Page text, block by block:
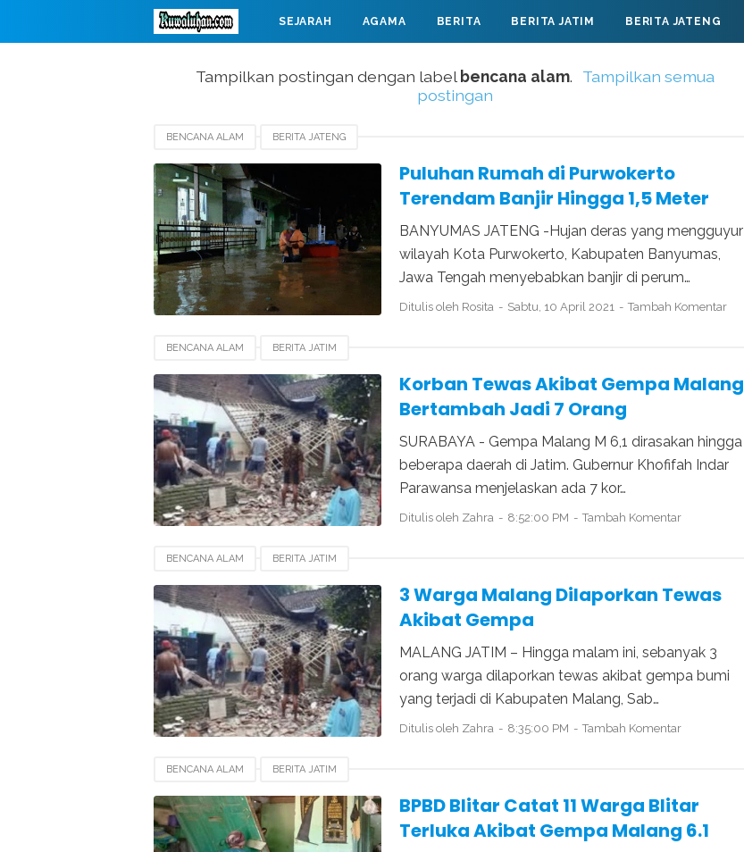
SEJARAH AGAMA BERITA BERITA JATIM BERITA JATENG
Tampilkan postingan dengan label bencana alam.
Tampilkan semua
postingan
BENCANA ALAM BERITA JATENG
Puluhan Rumah di Purwokerto
Terendam Banjir Hingga 1,5 Meter
BANYUMAS JATENG -Hujan deras yang mengguyur
wilayah Kota Purwokerto, Kabupaten Banyumas,
Jawa Tengah menyebabkan banjir di perum…
Ditulis oleh Rosita Sabtu, 10 April 2021 Tambah Komentar
BENCANA ALAM BERITA JATIM
Korban Tewas Akibat Gempa Malang
Bertambah Jadi 7 Orang
SURABAYA - Gempa Malang M 6,1 dirasakan hingga
beberapa daerah di Jatim. Gubernur Khofifah Indar
Parawansa menjelaskan ada 7 kor…
Ditulis oleh Zahra 8:52:00 PM Tambah Komentar
BENCANA ALAM BERITA JATIM
3 Warga Malang Dilaporkan Tewas
Akibat Gempa
MALANG JATIM – Hingga malam ini, sebanyak 3
orang warga dilaporkan tewas akibat gempa bumi
yang terjadi di Kabupaten Malang, Sab…
Ditulis oleh Zahra 8:35:00 PM Tambah Komentar
BENCANA ALAM BERITA JATIM
BPBD Blitar Catat 11 Warga Blitar
Terluka Akibat Gempa Malang 6.1